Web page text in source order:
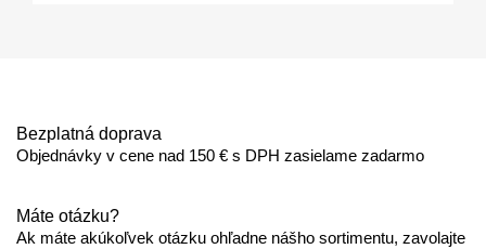
Bezplatná doprava
Objednávky v cene nad 150 € s DPH zasielame zadarmo
Máte otázku?
Ak máte akúkoľvek otázku ohľadne nášho sortimentu, zavolajte